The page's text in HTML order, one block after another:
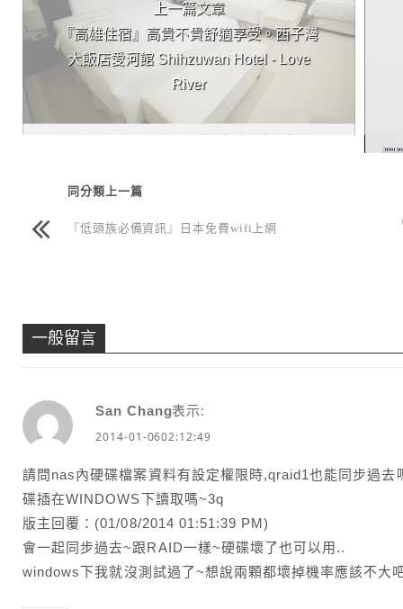
上一篇文章
『高雄住宿』高貴不貴舒適享受。西子灣
大飯店愛河館 Shihzuwan Hotel - Love
River
同分類上一篇
『低頭族必備資訊』日本免費wifi上網
一般留言
San Chang表示:
2014-01-0602:12:49
請問nas內硬碟檔案資料有設定權限時,qraid1也能同步過
碟插在WINDOWS下讀取嗎~3q
版主回覆：(01/08/2014 01:51:39 PM)
會一起同步過去~跟RAID一樣~硬碟壞了也可以用..
windows下我就沒測試過了~想說兩顆都壞掉機率應該不大